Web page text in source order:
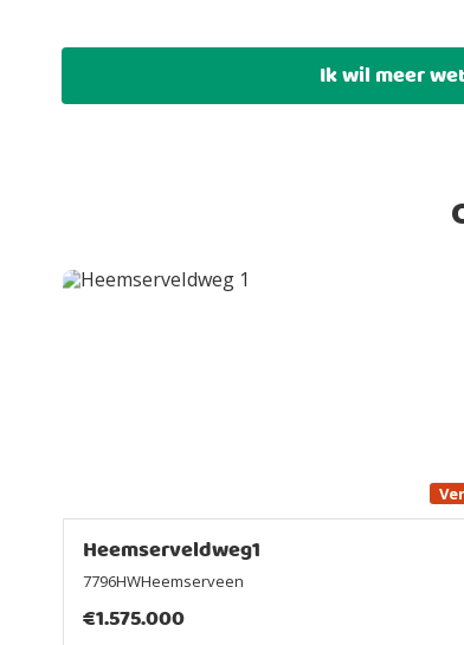
Ik wil meer
Heemserveldweg1
7796HWHeemserveen
€1.575.000